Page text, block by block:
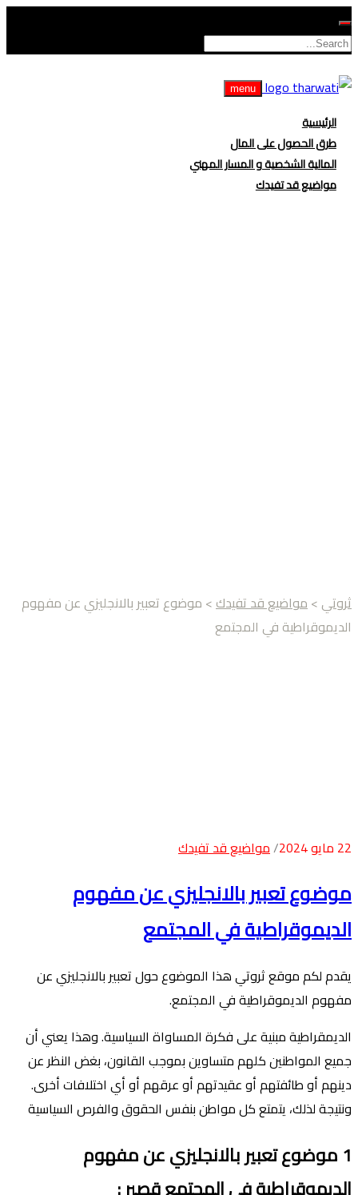
menu
الرئيسية
طرق الحصول على المال
المالية الشخصية و المسار المهني
مواضيع قد تفيدك
ثروتي >مواضيع قد تفيدك> موضوع تعبير بالانجليزي عن مفهوم
الديموقراطية في المجتمع
22 مايو 2024 مواضيع قد تفيدك
موضوع تعبير بالانجليزي عن مفهوم
الديموقراطية في المجتمع
يقدم لكم موقع ثروتي هذا الموضوع حول تعبير بالانجليزي عن
مفهوم الديموقراطية في المجتمع.
الديمقراطية مبنية على فكرة المساواة السياسية. وهذا يعني أن
جميع المواطنين كلهم متساوين بموجب القانون، بغض النظر عن
دينهم أو طائفتهم أو عقيدتهم أو عرقهم أو أي اختلافات أخرى.
ونتيجة لذلك، يتمتع كل مواطن بنفس الحقوق والفرص السياسية
1موضوع تعبير بالانجليزي عن مفهوم